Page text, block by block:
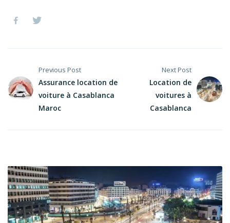
Previous Post
Assurance location de
voiture à Casablanca
Maroc
Next Post
Location de
voitures à
Casablanca